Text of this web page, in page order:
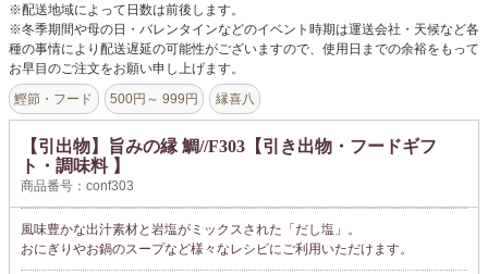
※配送地域によって日数は前後します。
※冬季期間や母の日・バレンタインなどのイベント時期は運送会社・天候など各
種の事情により配送遅延の可能性がございますので、使用日までの余裕をもって
お早目のご注文をお願い申し上げます。
鰹節・フード 500円～ 999円 縁喜八
【引出物】旨みの縁 鯛//F303【引き出物・フードギフ
ト・調味料 】
商品番号：conf303
風味豊かな出汁素材と岩塩がミックスされた「だし塩」。
おにぎりやお鍋のスープなど様々なレシピにご利用いただけます。